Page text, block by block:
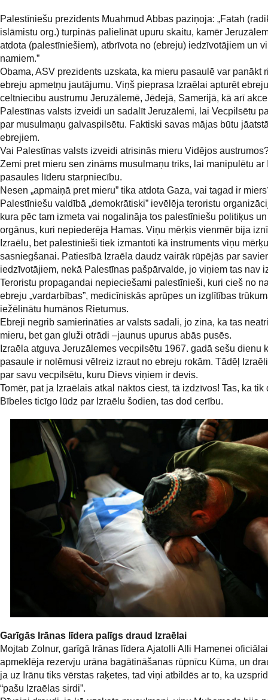
Palestīniešu prezidents Muahmud Abbas paziņoja: „Fatah
islāmistu org.) turpinās palielināt upuru skaitu, kamēr
atdota (palestīniešiem), atbrīvota no (ebreju) iedzīvotājiem un
namiem.”
Obama, ASV prezidents uzskata, ka mieru pasaulē var panākt
ebreju apmetņu jautājumu. Viņš pieprasa Izraēlai apturēt
celtniecību austrumu Jeruzālemē, Jēdejā, Samerijā, kā arī
Palestīnas valsts izveidi un sadalīt Jeruzālemi, lai Vecpilsētu
par musulmaņu galvaspilsētu. Faktiski savas mājas būtu
ebrejiem.
Vai Palestīnas valsts izveidi atrisinās mieru Vidējos
Zemi pret mieru sen zināms musulmaņu triks, lai manipulētu ar
pasaules līderu starpniecību.
Nesen „apmaiņā pret mieru” tika atdota Gaza, vai tagad ir
Palestīniešu valdībā „demokrātiski” ievēlēja teroristu
kura pēc tam izmeta vai nogalināja tos palestīniešu politiķus
orgānus, kuri nepiederēja Hamas. Viņu mērķis vienmēr bija
Izraēlu, bet palestīnieši tiek izmantoti kā instruments viņu mērķu
sasniegšanai. Patiesībā Izraēla daudz vairāk rūpējās par
iedzīvotājiem, nekā Palestīnas pašpārvalde, jo viņiem tas nav
Teroristu propagandai nepieciešami palestīnieši, kuri cieš no
ebreju „vardarbības”, medicīniskās aprūpes un izglītības
iežēlinātu humānos Rietumus.
Ebreji negrib samierināties ar valsts sadali, jo zina, ka tas
mieru, bet gan gluži otrādi –jaunus upurus abās pusēs.
Izraēla atguva Jeruzālemes vecpilsētu 1967. gadā sešu dienu
pasaule ir nolēmusi vēlreiz izraut no ebreju rokām. Tādēļ
par savu vecpilsētu, kuru Dievs viņiem ir devis.
Tomēr, pat ja Izraēlais atkal nāktos ciest, tā izdzīvos! Tas, ka tik
Bībeles ticīgo lūdz par Izraēlu šodien, tas dod cerību.
Garīgās Irānas līdera palīgs draud Izraēlai
Mojtab Zolnur, garīgā Irānas līdera Ajatolli Alli Hamenei
apmeklēja rezervju urāna bagātināšanas rūpnīcu Kūma, un
ja uz Irānu tiks vērstas raķetes, tad viņi atbildēs ar to, ka
“pašu Izraēlas sirdi”.